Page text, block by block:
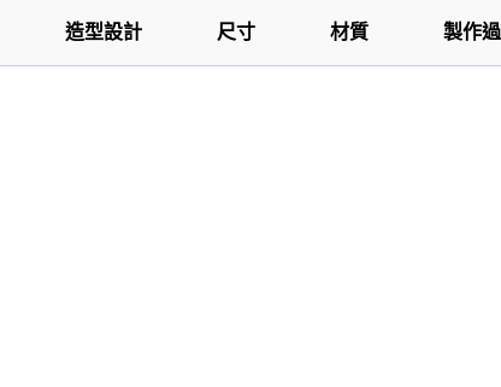
造型設計 尺寸 材質 製作